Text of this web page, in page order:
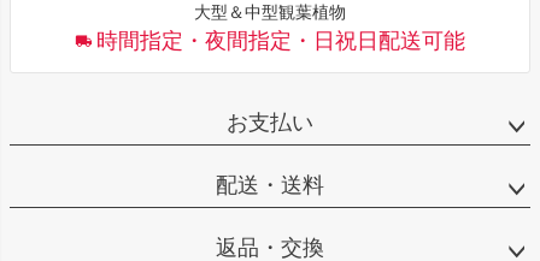
大型＆中型観葉植物
時間指定・夜間指定・日祝日配送可能
お支払い
配送・送料
返品・交換